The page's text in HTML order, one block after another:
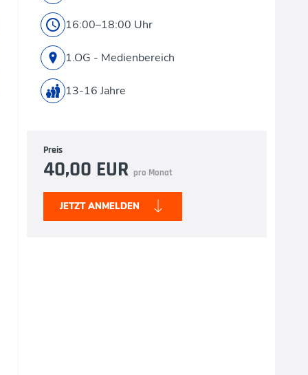
16:00–18:00 Uhr
1.OG - Medienbereich
13-16 Jahre
Preis
40,00 EUR pro Monat
JETZT ANMELDEN